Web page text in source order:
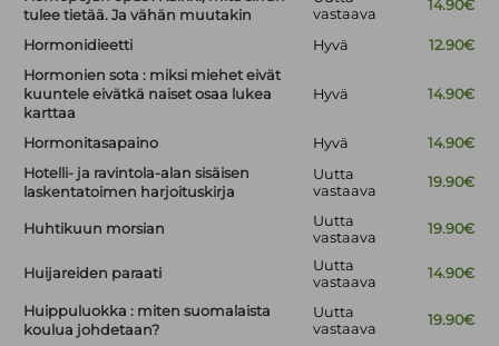
tulee tietää. Ja vähän muutakin
vastaava
14.90€
Hormonidieetti Hyvä
12.90€
Hormonien sota : miksi miehet eivät
kuuntele eivätkä naiset osaa lukea
karttaa
Hyvä 14.90€
Hormonitasapaino Hyvä
14.90€
Hotelli- ja ravintola-alan sisäisen
laskentatoimen harjoituskirja
Uutta
vastaava
19.90€
Huhtikuun morsian
Uutta
vastaava
19.90€
Huijareiden paraati
Uutta
vastaava
14.90€
Huippuluokka : miten suomalaista
koulua johdetaan?
Uutta
vastaava
19.90€